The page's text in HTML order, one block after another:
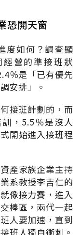
恐開天窗
度如何？調查顯
營的準接班狀
％是「已有優先
安排」。
接班計劃的，而
，5.5％是沒人
開始進入接班程
產家族企業主持
系教授李吉仁的
像接力賽，進入
棒區，兩代一起
人要加速，直到
班人獨自衝刺。